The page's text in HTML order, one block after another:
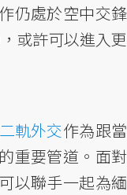
仍處於空中交鋒
或許可以進入更
二軌外交作為跟當
重要管道。面對
以聯手一起為緬